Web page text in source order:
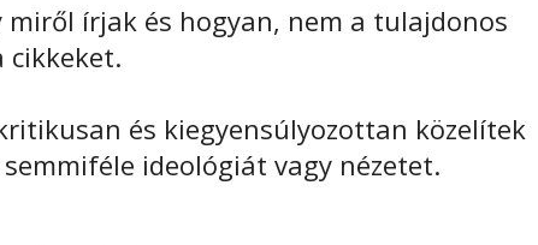
írjak és hogyan, nem a tulajdonos
cikkeket.
és kiegyensúlyozottan közelítek
ideológiát vagy nézetet.